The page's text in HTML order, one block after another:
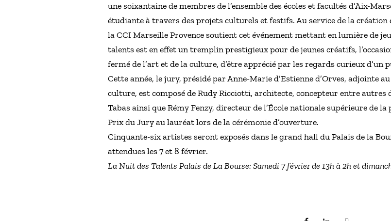
une soixantaine de membres de l’ensemble des écoles et facultés d’Aix-
étudiante à travers des projets culturels et festifs. Au service de la création
la CCI Marseille Provence soutient cet événement mettant en lumière de
talents est en effet un tremplin prestigieux pour de jeunes créatifs,
fermé de l’art et de la culture, d’être apprécié par les regards curieux d’un
Cette année, le jury, présidé par Anne-Marie d’Estienne d’Orves, adjointe
culture, est composé de Rudy Ricciotti, architecte, concepteur entre
Tabas ainsi que Rémy Fenzy, directeur de l’École nationale supérieure de
Prix du Jury au lauréat lors de la cérémonie d’ouverture.
Cinquante-six artistes seront exposés dans le grand hall du Palais de la
attendues les 7 et 8 février.
La Nuit des Talents Palais de La Bourse: Samedi 7 février de 13h à 2h et